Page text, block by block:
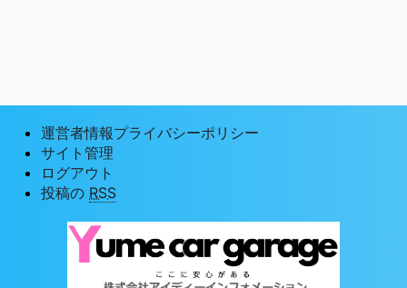
運営者情報プライバシーポリシー
サイト管理
ログアウト
投稿の RSS